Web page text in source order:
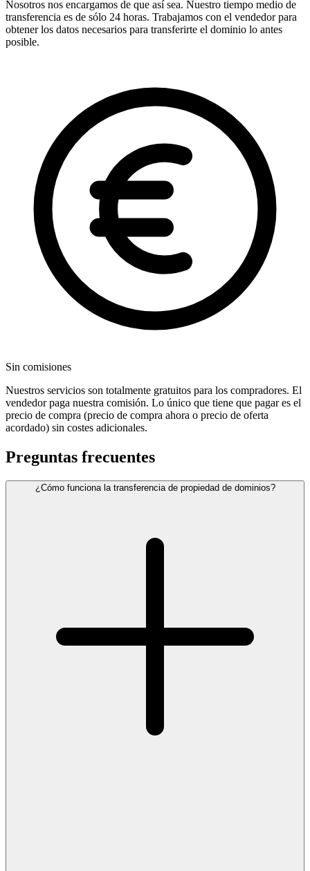
Nosotros nos encargamos de que así sea. Nuestro tiempo medio de
transferencia es de sólo 24 horas. Trabajamos con el vendedor para
obtener los datos necesarios para transferirte el dominio lo antes
posible.
Sin comisiones
Nuestros servicios son totalmente gratuitos para los compradores. El
vendedor paga nuestra comisión. Lo único que tiene que pagar es el
precio de compra (precio de compra ahora o precio de oferta
acordado) sin costes adicionales.
Preguntas frecuentes
¿Cómo funciona la transferencia de propiedad de dominios?